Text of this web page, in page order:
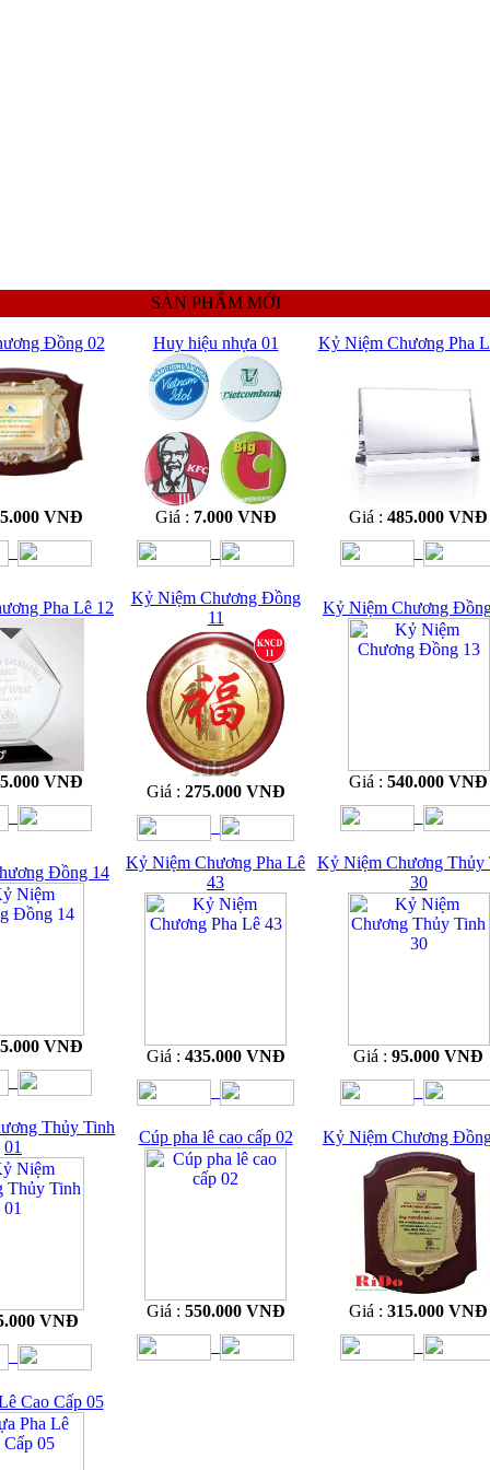
SẢN PHẨM MỚI
Đồng 02
VNĐ
Huy hiệu nhựa 01
Giá : 7.000 VNĐ
Kỷ Niệm Chương Pha
Giá : 485.000 VNĐ
Pha Lê 12
VNĐ
Kỷ Niệm Chương Đồng
11
Giá : 275.000 VNĐ
Kỷ Niệm Chương
Giá : 540.000 VNĐ
Đồng 14
VNĐ
Kỷ Niệm Chương Pha Lê
43
Giá : 435.000 VNĐ
Kỷ Niệm Chương Thủy
30
Giá : 95.000 VNĐ
Thủy Tinh
01
VNĐ
Cúp pha lê cao cấp 02
Giá : 550.000 VNĐ
Kỷ Niệm Chương
Giá : 315.000 VNĐ
Cao Cấp 05